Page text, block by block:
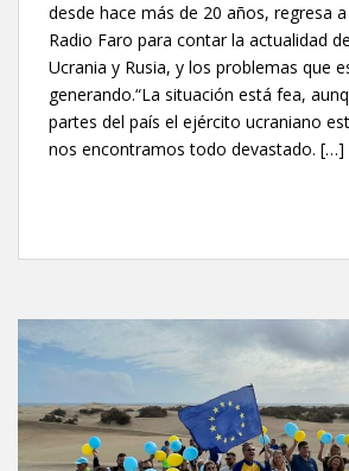
desde hace más de 20 años, regresa
Radio Faro para contar la actualidad
Ucrania y Rusia, y los problemas que
generando.“La situación está fea,
partes del país el ejército ucraniano
nos encontramos todo devastado. […]